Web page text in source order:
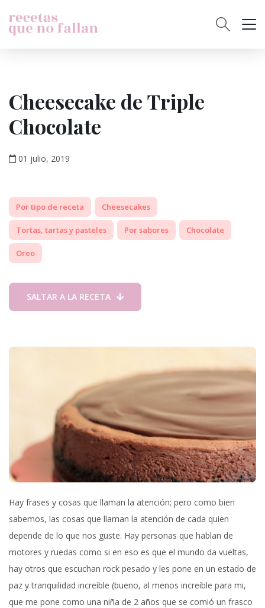
Cheesecake de Triple
Chocolate
01 julio, 2019
Por tipo de receta Cheesecakes
Tortas, tartas y pasteles Por sabores Chocolate
Oreo
SALTAR A LA RECETA
Hay frases y cosas que llaman la atención; pero como bien
sabemos, las cosas que llaman la atención de cada quien
depende de lo que nos guste. Hay personas que hablan de
motores y ruedas como si en eso es que el mundo da vueltas,
hay otros que escuchan rock pesado y les pone en un estado de
paz y tranquilidad increíble (bueno, al menos increíble para mi,
que me pone como una niña de 2 años que se comió un frasco